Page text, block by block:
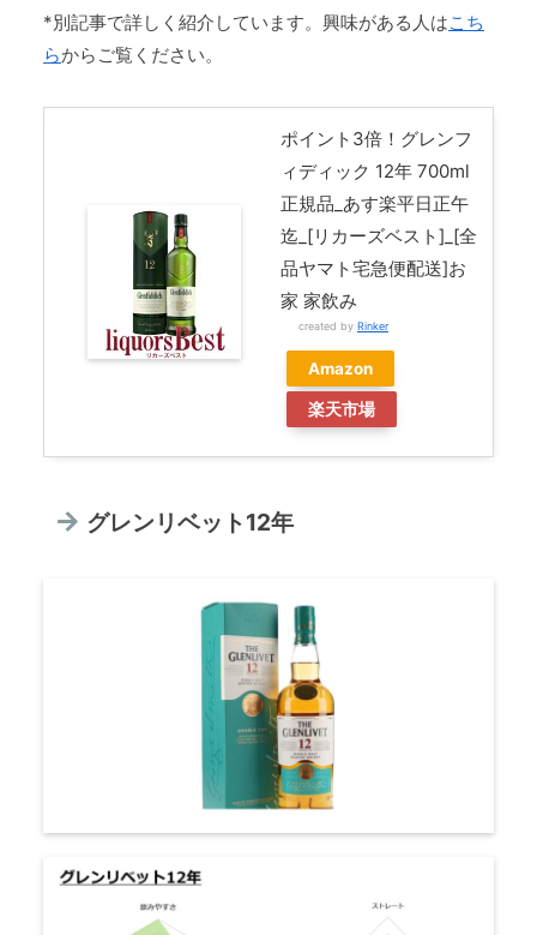
*別記事で詳しく紹介しています。興味がある人はこち
らからご覧ください。
ポイント3倍！グレンフ
ィディック 12年 700ml
正規品_あす楽平日正午
迄_[リカーズベスト]_[全
品ヤマト宅急便配送]お
家 家飲み
created by Rinker
Amazon
楽天市場
グレンリベット12年